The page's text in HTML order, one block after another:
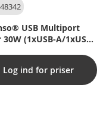
USB Multiport
30W (1xUSB-A/1xUSB-
Log ind for priser